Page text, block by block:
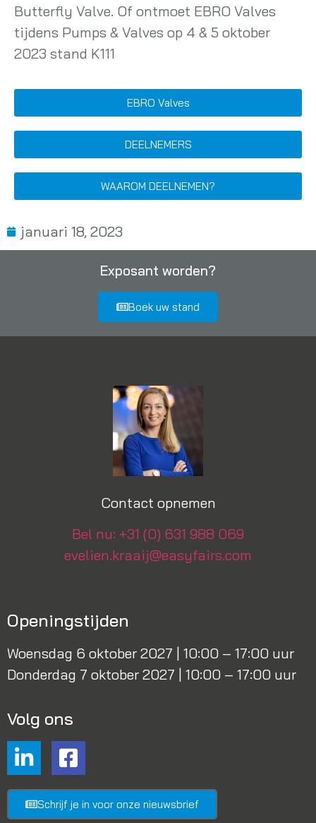
Butterfly Valve. Of ontmoet EBRO Valves
tijdens Pumps & Valves op 4 & 5 oktober
2023 stand K111
EBRO Valves
DEELNEMERS
WAAROM DEELNEMEN?
januari 18, 2023
Exposant worden?
Boek uw stand
Contact opnemen
Bel nu: +31 (0) 631 988 069
evelien.kraaij@easyfairs.com
Openingstijden
Woensdag 6 oktober 2027 | 10:00 – 17:00 uur
Donderdag 7 oktober 2027 | 10:00 – 17:00 uur
Volg ons
Schrijf je in voor onze nieuwsbrief